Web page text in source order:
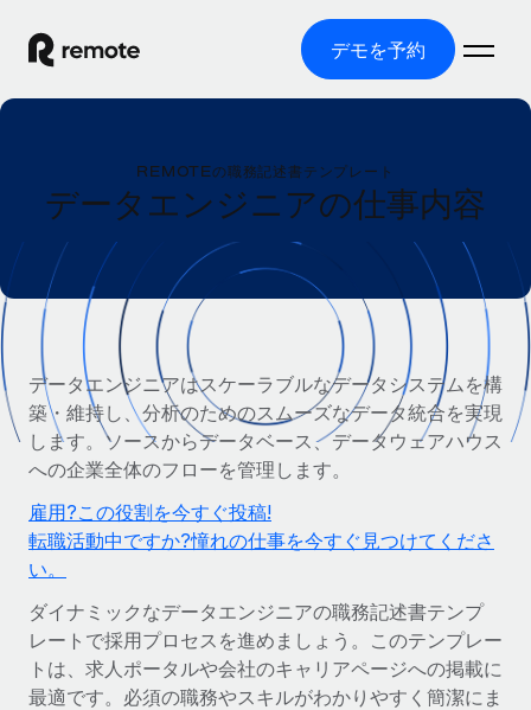
デモを予約
グローバル雇用
グローバル給与処理
コンプライアンス対応の給与処理を手軽に
Employer of Record（EOR）
グローバル展開をコストをかけずに実現
Contractor of Record
世界中の契約社員と法令を遵守して契約
契約社員管理
世界中の契約社員をオンボーディングし、管理
複雑な雇用関連業務を外部委託
インフラ
各国の制度に対応
国別ガイド
/国別のグローバル雇用支援を検索する
米国州エクスプローラー
米国の各州において採用プロセスを簡素化する
他社と比較した、当社の強みを確認する
スタートアップ
成長中の企業向けのアジャイルなグローバルHR・給与処理ソ
リューション
リソース
ツールと計算ツール
誤分類リスク判定ツール
国別に従業員の誤分類リスクを確認する
従業員コスト計算ツール
各国の総従業員コストを計算する
契約社員の報酬計算ツール
ドを確認する
REMOTEで学習
日本語
English
Nederlands
Français
Deutsch
REMOTEの職務記述書テンプレート
データエンジニアの仕事内容
データエンジニアはスケーラブルなデータシステムを構
築・維持し、分析のためのスムーズなデータ統合を実現
します。ソースからデータベース、データウェアハウス
への企業全体のフローを管理します。
雇用?この役割を今すぐ投稿!
転職活動中ですか?憧れの仕事を今すぐ見つけてくださ
い。
ダイナミックなデータエンジニアの職務記述書テンプ
レートで採用プロセスを進めましょう。このテンプレー
トは、求人ポータルや会社のキャリアページへの掲載に
最適です。必須の職務やスキルがわかりやすく簡潔にま